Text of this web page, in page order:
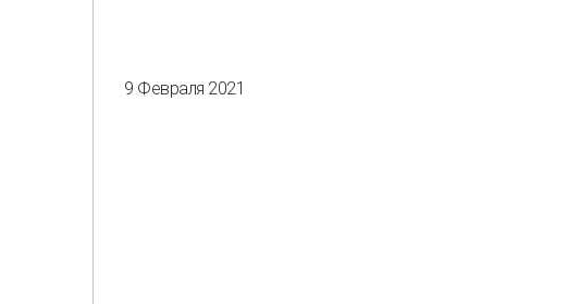
9 Февраля 2021